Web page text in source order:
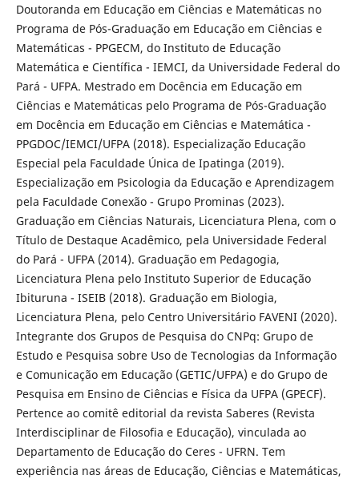
Doutoranda em Educação em Ciências e Matemáticas no
Programa de Pós-Graduação em Educação em Ciências e
Matemáticas - PPGECM, do Instituto de Educação
Matemática e Científica - IEMCI, da Universidade Federal do
Pará - UFPA. Mestrado em Docência em Educação em
Ciências e Matemáticas pelo Programa de Pós-Graduação
em Docência em Educação em Ciências e Matemática -
PPGDOC/IEMCI/UFPA (2018). Especialização Educação
Especial pela Faculdade Única de Ipatinga (2019).
Especialização em Psicologia da Educação e Aprendizagem
pela Faculdade Conexão - Grupo Prominas (2023).
Graduação em Ciências Naturais, Licenciatura Plena, com o
Título de Destaque Acadêmico, pela Universidade Federal
do Pará - UFPA (2014). Graduação em Pedagogia,
Licenciatura Plena pelo Instituto Superior de Educação
Ibituruna - ISEIB (2018). Graduação em Biologia,
Licenciatura Plena, pelo Centro Universitário FAVENI (2020).
Integrante dos Grupos de Pesquisa do CNPq: Grupo de
Estudo e Pesquisa sobre Uso de Tecnologias da Informação
e Comunicação em Educação (GETIC/UFPA) e do Grupo de
Pesquisa em Ensino de Ciências e Física da UFPA (GPECF).
Pertence ao comitê editorial da revista Saberes (Revista
Interdisciplinar de Filosofia e Educação), vinculada ao
Departamento de Educação do Ceres - UFRN. Tem
experiência nas áreas de Educação, Ciências e Matemáticas,